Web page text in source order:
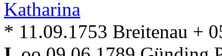
Katharina
* 11.09.1753 Breitenau +